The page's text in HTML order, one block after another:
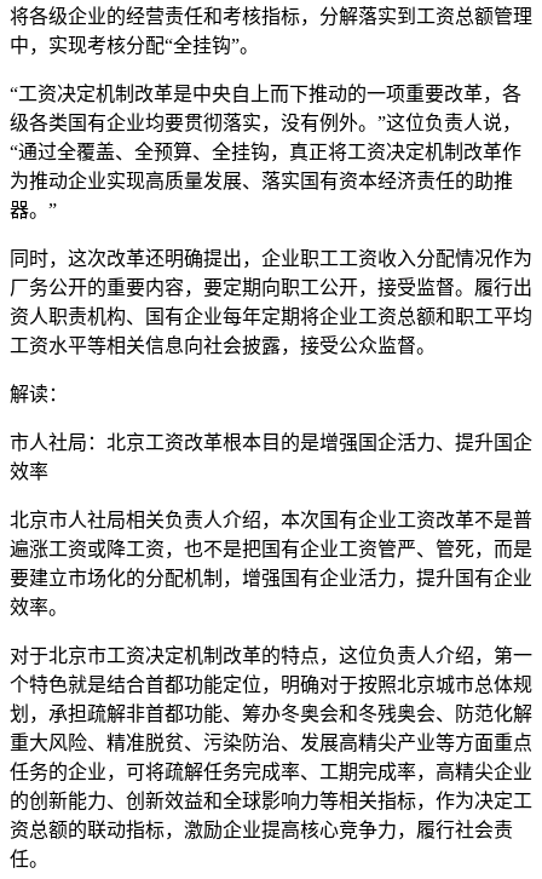
将各级企业的经营责任和考核指标，分解落实到工资总额管理
中，实现考核分配“全挂钩”。
“工资决定机制改革是中央自上而下推动的一项重要改革，各
级各类国有企业均要贯彻落实，没有例外。”这位负责人说，
“通过全覆盖、全预算、全挂钩，真正将工资决定机制改革作
为推动企业实现高质量发展、落实国有资本经济责任的助推
器。”
同时，这次改革还明确提出，企业职工工资收入分配情况作为
厂务公开的重要内容，要定期向职工公开，接受监督。履行出
资人职责机构、国有企业每年定期将企业工资总额和职工平均
工资水平等相关信息向社会披露，接受公众监督。
解读：
市人社局：北京工资改革根本目的是增强国企活力、提升国企
效率
北京市人社局相关负责人介绍，本次国有企业工资改革不是普
遍涨工资或降工资，也不是把国有企业工资管严、管死，而是
要建立市场化的分配机制，增强国有企业活力，提升国有企业
效率。
对于北京市工资决定机制改革的特点，这位负责人介绍，第一
个特色就是结合首都功能定位，明确对于按照北京城市总体规
划，承担疏解非首都功能、筹办冬奥会和冬残奥会、防范化解
重大风险、精准脱贫、污染防治、发展高精尖产业等方面重点
任务的企业，可将疏解任务完成率、工期完成率，高精尖企业
的创新能力、创新效益和全球影响力等相关指标，作为决定工
资总额的联动指标，激励企业提高核心竞争力，履行社会责
任。